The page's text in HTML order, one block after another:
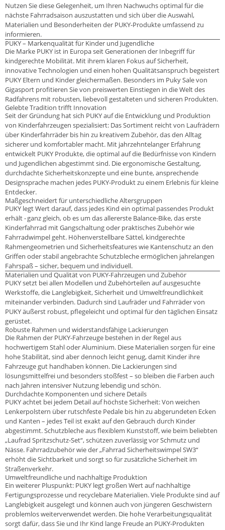
Nutzen Sie diese Gelegenheit, um Ihren Nachwuchs optimal für die
nächste Fahrradsaison auszustatten und sich über die Auswahl,
Materialien und Besonderheiten der PUKY-Produkte umfassend zu
informieren.
PUKY – Markenqualität für Kinder und Jugendliche
Die Marke PUKY ist in Europa seit Generationen der Inbegriff für
kindgerechte Mobilität. Mit ihrem klaren Fokus auf Sicherheit,
innovative Technologien und einen hohen Qualitätsanspruch begeistert
PUKY Eltern und Kinder gleichermaßen. Besonders im Puky Sale von
Gigasport profitieren Sie von preiswerten Einstiegen in die Welt des
Radfahrens mit robusten, liebevoll gestalteten und sicheren Produkten.
Gelebte Tradition trifft Innovation
Seit der Gründung hat sich PUKY auf die Entwicklung und Produktion
von Kinderfahrzeugen spezialisiert: Das Sortiment reicht von Laufrädern
über Kinderfahrräder bis hin zu kreativem Zubehör, das den Alltag
sicherer und komfortabler macht. Mit jahrzehntelanger Erfahrung
entwickelt PUKY Produkte, die optimal auf die Bedürfnisse von Kindern
und Jugendlichen abgestimmt sind. Die ergonomische Gestaltung,
durchdachte Sicherheitskonzepte und eine bunte, ansprechende
Designsprache machen jedes PUKY-Produkt zu einem Erlebnis für kleine
Entdecker.
Maßgeschneidert für unterschiedliche Altersgruppen
PUKY legt Wert darauf, dass jedes Kind ein optimal passendes Produkt
erhält - ganz gleich, ob es um das allererste Balance-Bike, das erste
Kinderfahrrad mit Gangschaltung oder praktisches Zubehör wie
Fahrradwimpel geht. Höhenverstellbare Sättel, kindgerechte
Rahmengeometrien und Sicherheitsfeatures wie Kantenschutz an den
Griffen oder stabil angebrachte Schutzbleche ermöglichen jahrelangen
Fahrspaß – sicher, bequem und individuell.
Materialien und Qualität von PUKY-Fahrzeugen und Zubehör
PUKY setzt bei allen Modellen und Zubehörteilen auf ausgesuchte
Werkstoffe, die Langlebigkeit, Sicherheit und Umweltfreundlichkeit
miteinander verbinden. Dadurch sind Laufräder und Fahrräder von
PUKY äußerst robust, pflegeleicht und optimal für den täglichen Einsatz
gerüstet.
Robuste Rahmen und widerstandsfähige Lackierungen
Die Rahmen der PUKY-Fahrzeuge bestehen in der Regel aus
hochwertigem Stahl oder Aluminium. Diese Materialien sorgen für eine
hohe Stabilität, sind aber dennoch leicht genug, damit Kinder ihre
Fahrzeuge gut handhaben können. Die Lackierungen sind
lösungsmittelfrei und besonders stoßfest – so bleiben die Farben auch
nach Jahren intensiver Nutzung lebendig und schön.
Durchdachte Komponenten und sichere Details
PUKY achtet bei jedem Detail auf höchste Sicherheit: Von weichen
Lenkerpolstern über rutschfeste Pedale bis hin zu abgerundeten Ecken
und Kanten – jedes Teil ist exakt auf den Gebrauch durch Kinder
abgestimmt. Schutzbleche aus flexiblem Kunststoff, wie beim beliebten
„Laufrad Spritzschutz-Set“, schützen zuverlässig vor Schmutz und
Nässe. Fahrradzubehör wie der „Fahrrad Sicherheitswimpel SW3“
erhöht die Sichtbarkeit und sorgt so für zusätzliche Sicherheit im
Straßenverkehr.
Umweltfreundliche und nachhaltige Produktion
Ein weiterer Pluspunkt: PUKY legt großen Wert auf nachhaltige
Fertigungsprozesse und recyclebare Materialien. Viele Produkte sind auf
Langlebigkeit ausgelegt und können auch von jüngeren Geschwistern
problemlos weiterverwendet werden. Die hohe Verarbeitungsqualität
sorgt dafür, dass Sie und Ihr Kind lange Freude an PUKY-Produkten